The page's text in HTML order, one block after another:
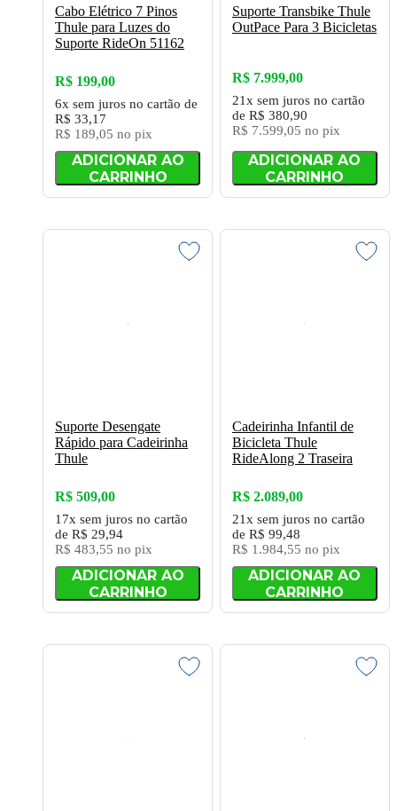
Cabo Elétrico 7 Pinos
Thule para Luzes do
Suporte RideOn 51162
R$ 199,00
6x sem juros no cartão de
R$ 33,17
R$ 189,05 no pix
ADICIONAR AO
CARRINHO
Suporte Transbike Thule
OutPace Para 3 Bicicletas
R$ 7.999,00
21x sem juros no cartão
de R$ 380,90
R$ 7.599,05 no pix
ADICIONAR AO
CARRINHO
Suporte Desengate
Rápido para Cadeirinha
Thule
R$ 509,00
17x sem juros no cartão
de R$ 29,94
R$ 483,55 no pix
ADICIONAR AO
CARRINHO
Cadeirinha Infantil de
Bicicleta Thule
RideAlong 2 Traseira
R$ 2.089,00
21x sem juros no cartão
de R$ 99,48
R$ 1.984,55 no pix
ADICIONAR AO
CARRINHO